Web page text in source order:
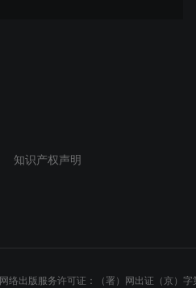
知识产权声明
网络出版服务许可证：（署）网出证（京）